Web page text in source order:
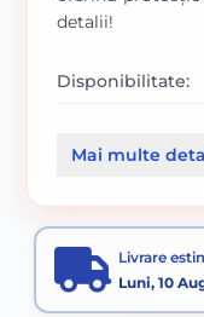
detalii!
Disponibilitate:
Panouri plase
Panouri bordurate
Mai multe
Livrare
Luni, 10